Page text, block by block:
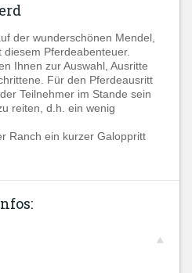
der wunderschönen Mendel,
Pferdeabenteuer.
Ihnen zur Auswahl, Ausritte
Für den Pferdeausritt
Teilnehmer im Stande sein
reiten, d.h. ein wenig
Ranch ein kurzer Galoppritt